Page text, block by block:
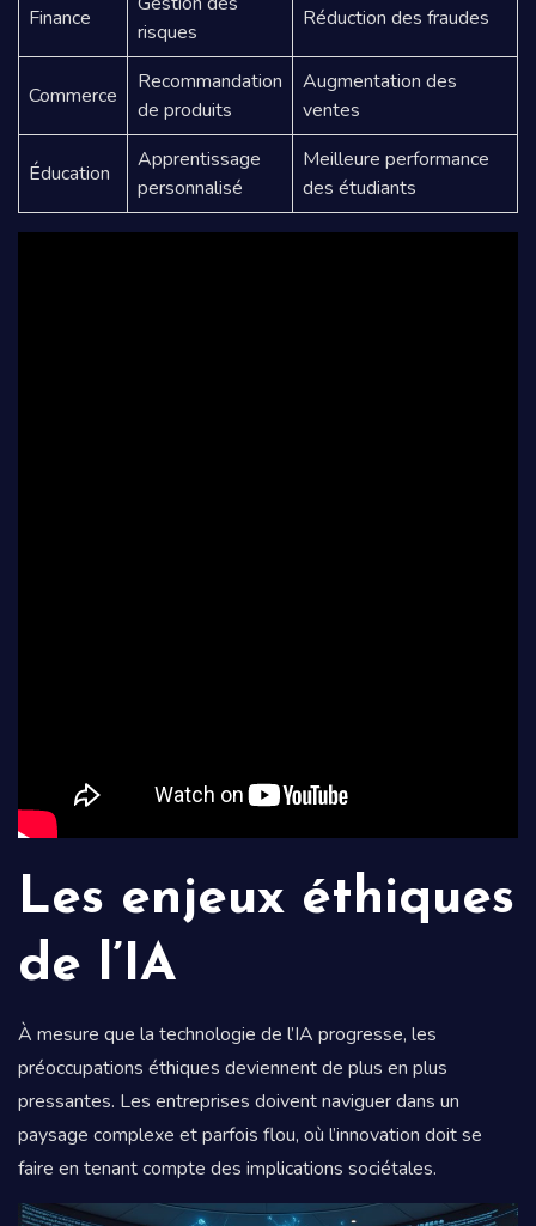
Finance
risques
Réduction des fraudes
Commerce
Recommandation
de produits
Augmentation des
ventes
Éducation
Apprentissage
personnalisé
Meilleure performance
des étudiants
Les enjeux éthiques
de l’IA
À mesure que la technologie de l’IA progresse, les
préoccupations éthiques deviennent de plus en plus
pressantes. Les entreprises doivent naviguer dans un
paysage complexe et parfois flou, où l’innovation doit se
faire en tenant compte des implications sociétales.